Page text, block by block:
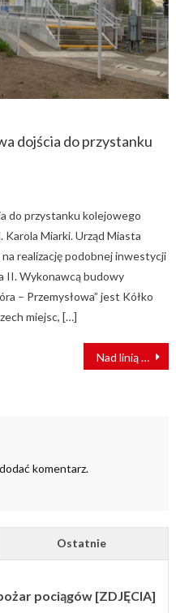
dojścia do przystanku
do przystanku kolejowego
Karola Miarki. Urząd Miasta
realizację podobnej inwestycji
II. Wykonawcą budowy
– Przemysłowa” jest Kółko
miejsc, […]
Nad linią Warszawa – Białystok powstał kolejny wiadukt drogowy
komentarz.
Ostatnie
pociągów [ZDJĘCIA]